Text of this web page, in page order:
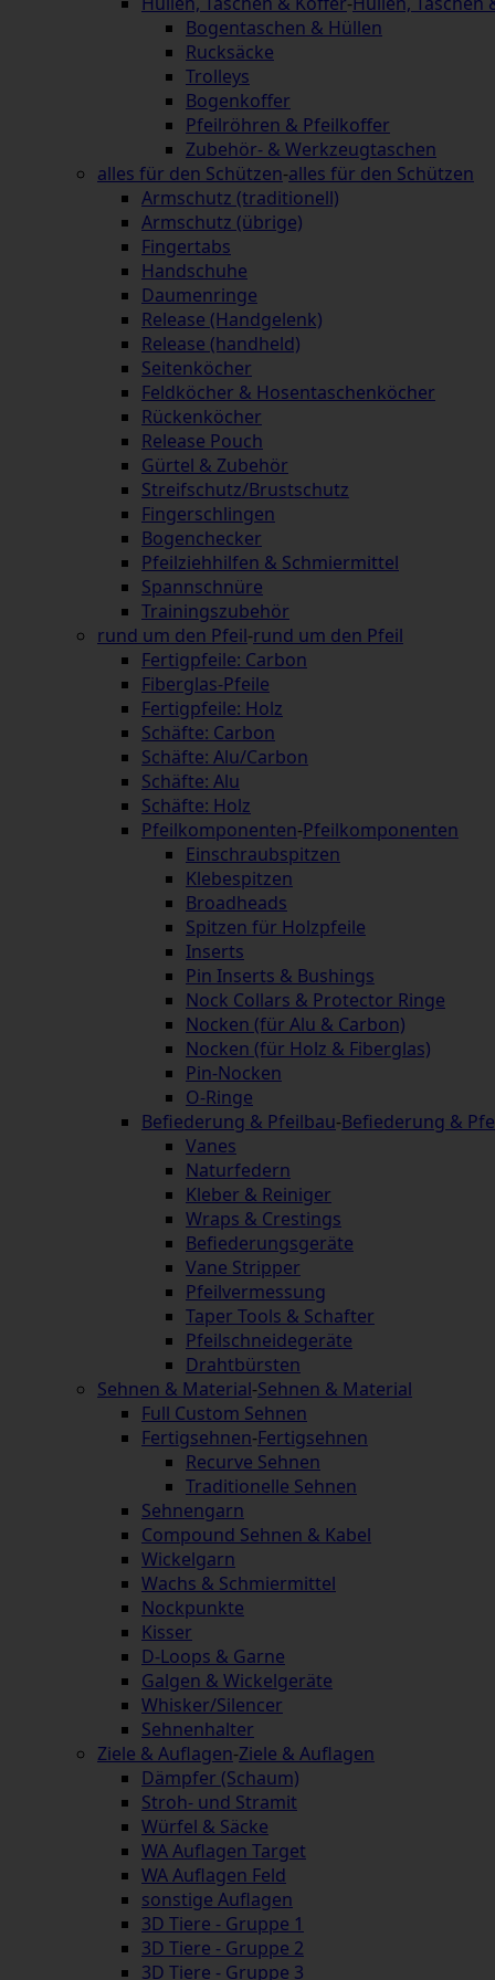
Bogentaschen & Hüllen
Rucksäcke
Trolleys
Bogenkoffer
Pfeilröhren & Pfeilkoffer
Zubehör- & Werkzeugtaschen
alles für den Schützen-alles für den Schützen
Armschutz (traditionell)
Armschutz (übrige)
Fingertabs
Handschuhe
Daumenringe
Release (Handgelenk)
Release (handheld)
Seitenköcher
Feldköcher & Hosentaschenköcher
Rückenköcher
Release Pouch
Gürtel & Zubehör
Streifschutz/Brustschutz
Fingerschlingen
Bogenchecker
Pfeilziehhilfen & Schmiermittel
Spannschnüre
Trainingszubehör
rund um den Pfeil-rund um den Pfeil
Fertigpfeile: Carbon
Fiberglas-Pfeile
Fertigpfeile: Holz
Schäfte: Carbon
Schäfte: Alu/Carbon
Schäfte: Alu
Schäfte: Holz
Pfeilkomponenten-Pfeilkomponenten
Einschraubspitzen
Klebespitzen
Broadheads
Spitzen für Holzpfeile
Inserts
Pin Inserts & Bushings
Nock Collars & Protector Ringe
Nocken (für Alu & Carbon)
Nocken (für Holz & Fiberglas)
Pin-Nocken
O-Ringe
Befiederung & Pfeilbau-Befiederung &
Vanes
Naturfedern
Kleber & Reiniger
Wraps & Crestings
Befiederungsgeräte
Vane Stripper
Pfeilvermessung
Taper Tools & Schafter
Pfeilschneidegeräte
Drahtbürsten
Sehnen & Material-Sehnen & Material
Full Custom Sehnen
Fertigsehnen-Fertigsehnen
Recurve Sehnen
Traditionelle Sehnen
Sehnengarn
Compound Sehnen & Kabel
Wickelgarn
Wachs & Schmiermittel
Nockpunkte
Kisser
D-Loops & Garne
Galgen & Wickelgeräte
Whisker/Silencer
Sehnenhalter
Ziele & Auflagen-Ziele & Auflagen
Dämpfer (Schaum)
Stroh- und Stramit
Würfel & Säcke
WA Auflagen Target
WA Auflagen Feld
sonstige Auflagen
3D Tiere - Gruppe 1
3D Tiere - Gruppe 2
3D Tiere - Gruppe 3